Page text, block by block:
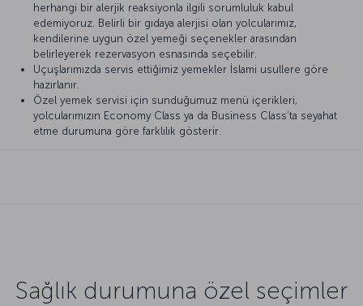
herhangi bir alerjik reaksiyonla ilgili sorumluluk kabul
edemiyoruz. Belirli bir gıdaya alerjisi olan yolcularımız,
kendilerine uygun özel yemeği seçenekler arasından
belirleyerek rezervasyon esnasında seçebilir.
Uçuşlarımızda servis ettiğimiz yemekler İslami usullere göre
hazırlanır.
Özel yemek servisi için sunduğumuz menü içerikleri,
yolcularımızın Economy Class ya da Business Class’ta seyahat
etme durumuna göre farklılık gösterir.
Sağlık durumuna özel seçimler